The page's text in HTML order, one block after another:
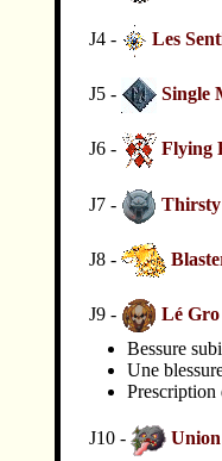
J4 - Les
J5 - Single
J6 - Flying
J7 - Thirsty
J8 -
J9 -
Lé
Bessure
Une
Prescription
J10 - Union